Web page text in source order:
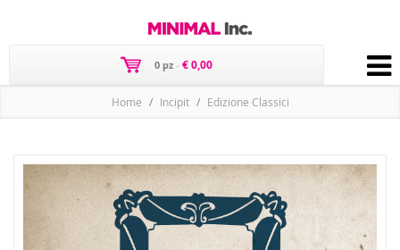
0 pz - € 0,00
Home Incipit Edizione Classici